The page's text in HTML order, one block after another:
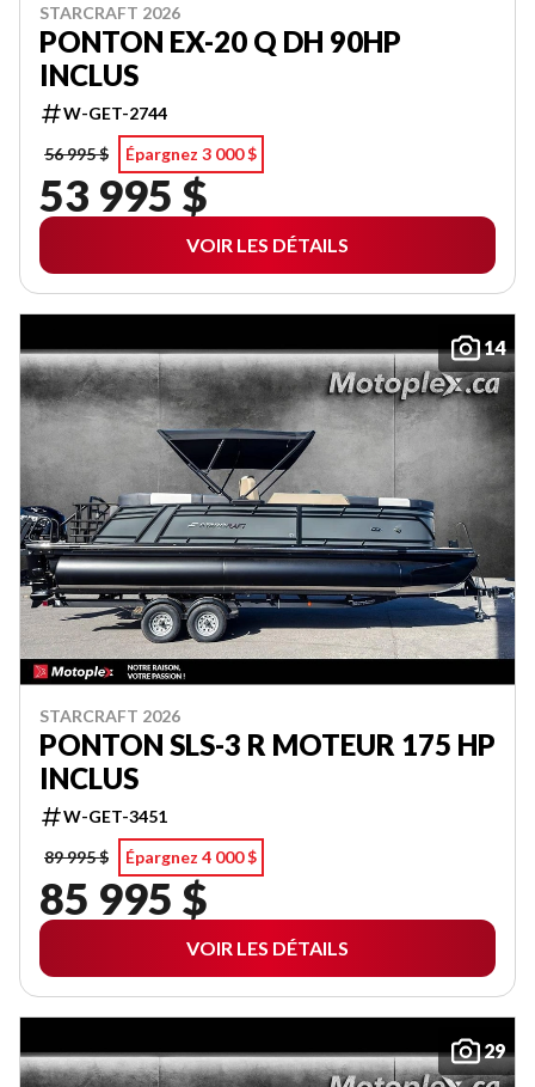
STARCRAFT 2026
PONTON EX-20 Q DH 90HP
INCLUS
W-GET-2744
56 995 $
Épargnez 3 000 $
53 995 $
VOIR LES DÉTAILS
14
STARCRAFT 2026
PONTON SLS-3 R MOTEUR 175 HP
INCLUS
W-GET-3451
89 995 $
Épargnez 4 000 $
85 995 $
VOIR LES DÉTAILS
29